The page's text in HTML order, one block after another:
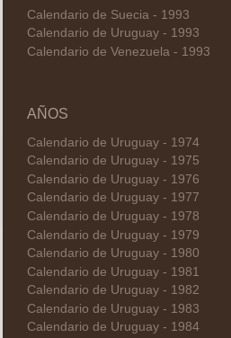
Calendario de Suecia - 1993
Calendario de Uruguay - 1993
Calendario de Venezuela - 1993
AÑOS
Calendario de Uruguay - 1974
Calendario de Uruguay - 1975
Calendario de Uruguay - 1976
Calendario de Uruguay - 1977
Calendario de Uruguay - 1978
Calendario de Uruguay - 1979
Calendario de Uruguay - 1980
Calendario de Uruguay - 1981
Calendario de Uruguay - 1982
Calendario de Uruguay - 1983
Calendario de Uruguay - 1984